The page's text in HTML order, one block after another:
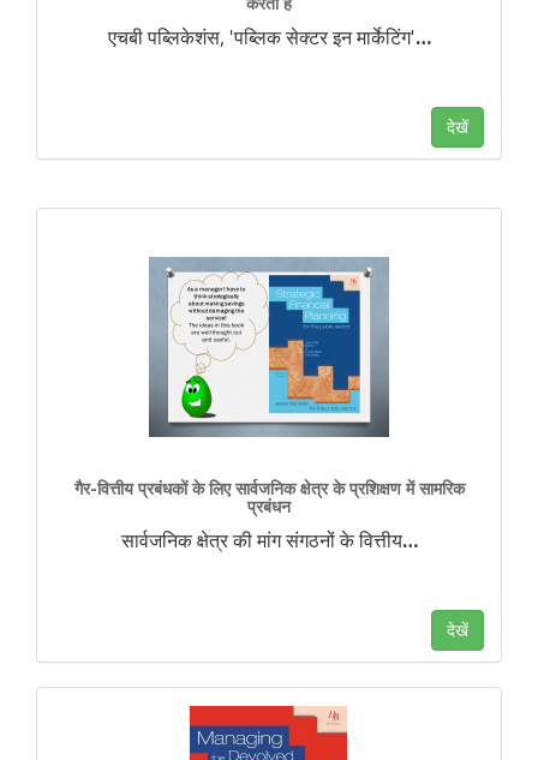
एचबी पब्लिकेशंस, 'पब्लिक सेक्टर इन मार्केटिंग'…
देखें
गैर-वित्तीय प्रबंधकों के लिए सार्वजनिक क्षेत्र के प्रशिक्षण में सामरिक
प्रबंधन
सार्वजनिक क्षेत्र की मांग संगठनों के वित्तीय…
देखें